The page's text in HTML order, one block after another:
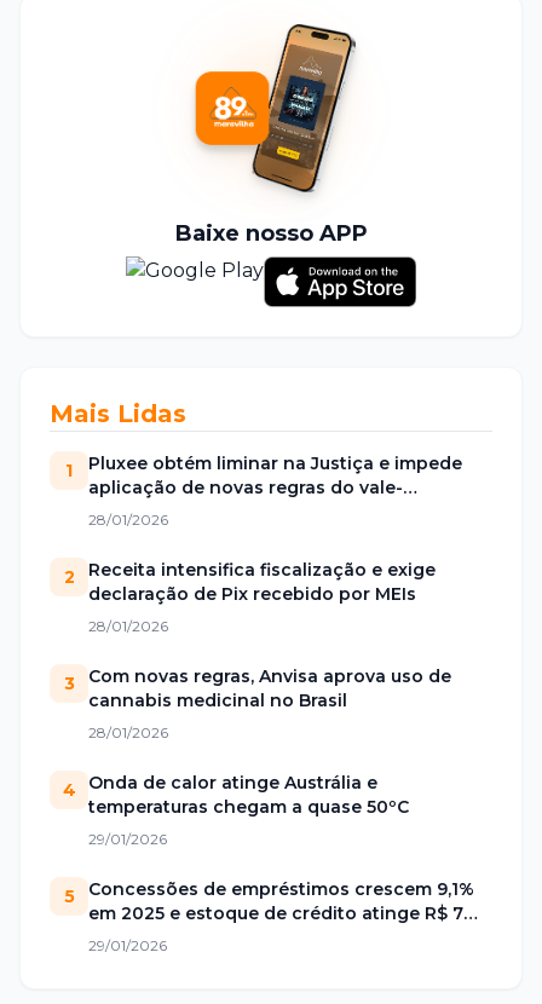
Baixe nosso APP
Mais Lidas
1
Pluxee obtém liminar na Justiça e impede
aplicação de novas regras do vale-
alimentação
28/01/2026
2
Receita intensifica fiscalização e exige
declaração de Pix recebido por MEIs
28/01/2026
3
Com novas regras, Anvisa aprova uso de
cannabis medicinal no Brasil
28/01/2026
4
Onda de calor atinge Austrália e
temperaturas chegam a quase 50ºC
29/01/2026
5
Concessões de empréstimos crescem 9,1%
em 2025 e estoque de crédito atinge R$ 7
trilhões no Brasil
29/01/2026